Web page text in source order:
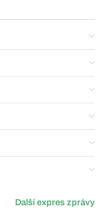
Další expres zprávy